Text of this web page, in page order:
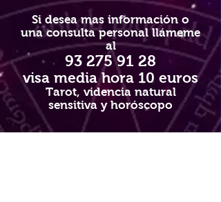
Si desea mas información o
una consulta personal llámeme
al
93 275 91 28
visa media hora 10 euros
Tarot, videncia natural
sensitiva y horóscopo